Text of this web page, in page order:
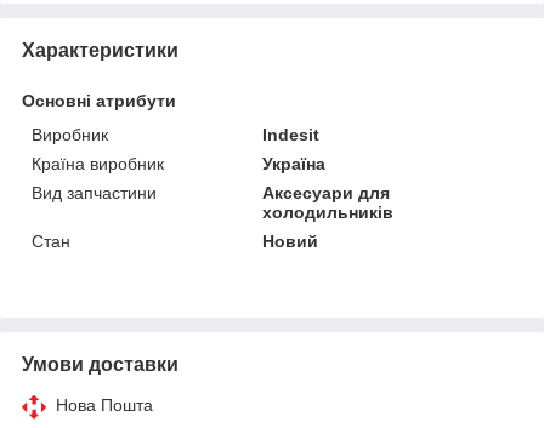
Характеристики
Основні атрибути
Виробник
Indesit
Країна виробник
Україна
Вид запчастини
Аксесуари для
холодильників
Стан
Новий
Умови доставки
Нова Пошта